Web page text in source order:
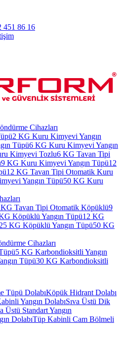
451 86 16
Cihazları
2 KG Kuru Kimyevi Yangın
Tüpü6 KG Kuru Kimyevi Yangın
Kimyevi Tozlu6 KG Tavan Tipi
9 KG Kuru Kimyevi Yangın Tüpü12
12 KG Tavan Tipi Otomatik Kuru
Yangın Tüpü50 KG Kuru
Tavan Tipi Otomatik Köpüklü9
Köpüklü Yangın Tüpü12 KG
25 KG Köpüklü Yangın Tüpü50 KG
Cihazları
5 KG Karbondioksitli Yangın
Tüpü30 KG Karbondioksitli
Tüpü DolabıKöpük Hidrant Dolabı
Yangın DolabıSıva Üstü Dik
Üstü Standart Yangın
DolabıTüp Kabinli Cam Bölmeli